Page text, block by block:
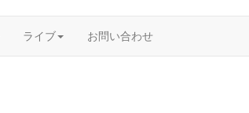
ライブ お問い合わせ